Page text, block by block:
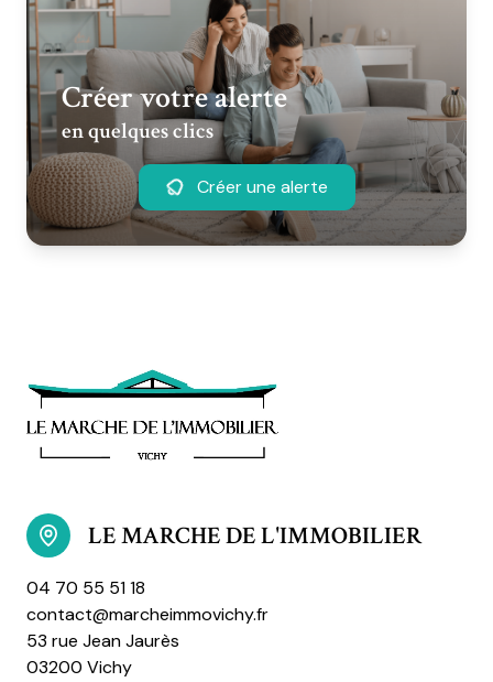
Créer votre alerte
en quelques clics
Créer une alerte
LE MARCHE DE L'IMMOBILIER
04 70 55 51 18
contact@marcheimmovichy.fr
53 rue Jean Jaurès
03200 Vichy